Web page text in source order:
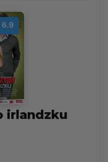
6.9
irlandzku